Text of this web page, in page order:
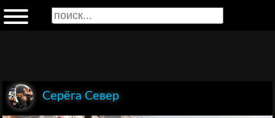
Серёга Север